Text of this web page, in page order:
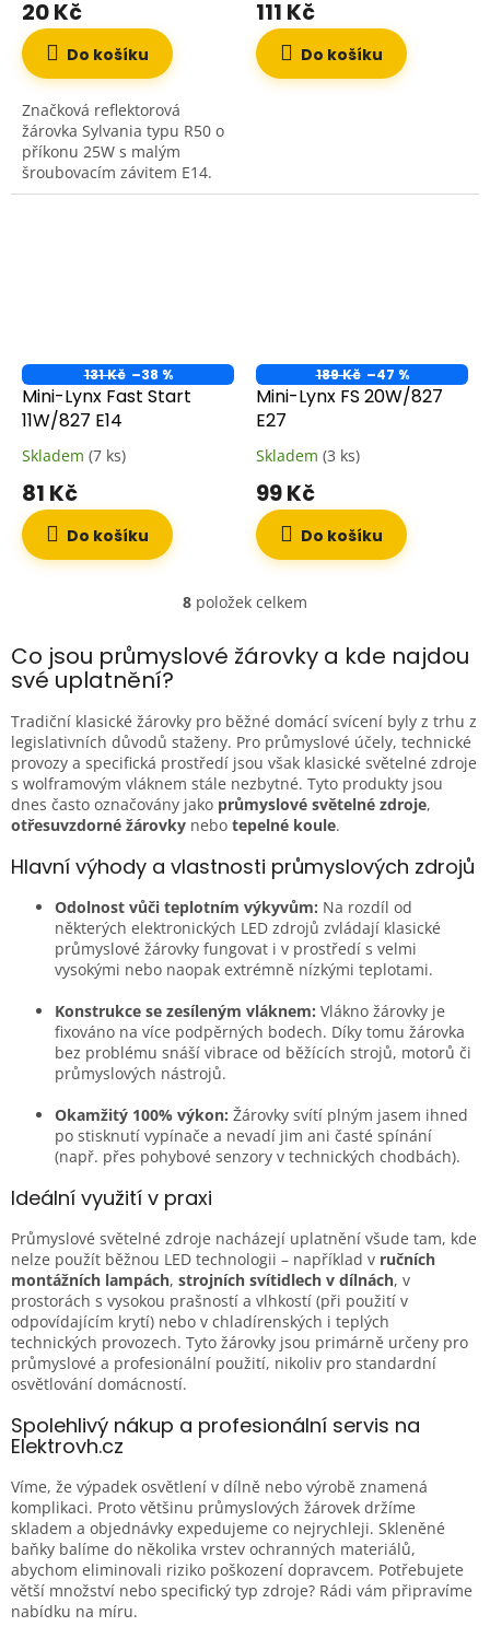
20 Kč
Do košíku
Značková reflektorová
žárovka Sylvania typu R50 o
příkonu 25W s malým
šroubovacím závitem E14.
Využívá klasické wolframové
111 Kč
Do košíku
131 Kč –38 %
Mini-Lynx Fast Start
11W/827 E14
Skladem (7 ks)
81 Kč
Do košíku
189 Kč –47 %
Mini-Lynx FS 20W/827
E27
Skladem (3 ks)
99 Kč
Do košíku
O
l
a
c
í
p
r
v
k
y
v
ý
p
i
s
8 položek celkem
Co jsou průmyslové žárovky a kde najdou
své uplatnění?
Tradiční klasické žárovky pro běžné domácí svícení byly z trhu z
legislativních důvodů staženy. Pro průmyslové účely, technické
provozy a specifická prostředí jsou však klasické světelné zdroje
s wolframovým vláknem stále nezbytné. Tyto produkty jsou
dnes často označovány jako průmyslové světelné zdroje,
otřesuvzdorné žárovky nebo tepelné koule.
Hlavní výhody a vlastnosti průmyslových zdrojů
Odolnost vůči teplotním výkyvům: Na rozdíl od
některých elektronických LED zdrojů zvládají klasické
průmyslové žárovky fungovat i v prostředí s velmi
vysokými nebo naopak extrémně nízkými teplotami.
Konstrukce se zesíleným vláknem: Vlákno žárovky je
fixováno na více podpěrných bodech. Díky tomu žárovka
bez problému snáší vibrace od běžících strojů, motorů či
průmyslových nástrojů.
Okamžitý 100% výkon: Žárovky svítí plným jasem ihned
po stisknutí vypínače a nevadí jim ani časté spínání
(např. přes pohybové senzory v technických chodbách).
Ideální využití v praxi
Průmyslové světelné zdroje nacházejí uplatnění všude tam, kde
nelze použít běžnou LED technologii – například v ručních
montážních lampách, strojních svítidlech v dílnách, v
prostorách s vysokou prašností a vlhkostí (při použití v
odpovídajícím krytí) nebo v chladírenských i teplých
technických provozech. Tyto žárovky jsou primárně určeny pro
průmyslové a profesionální použití, nikoliv pro standardní
osvětlování domácností.
Spolehlivý nákup a profesionální servis na
Elektrovh.cz
Víme, že výpadek osvětlení v dílně nebo výrobě znamená
komplikaci. Proto většinu průmyslových žárovek držíme
skladem a objednávky expedujeme co nejrychleji. Skleněné
baňky balíme do několika vrstev ochranných materiálů,
abychom eliminovali riziko poškození dopravcem. Potřebujete
větší množství nebo specifický typ zdroje? Rádi vám připravíme
nabídku na míru.